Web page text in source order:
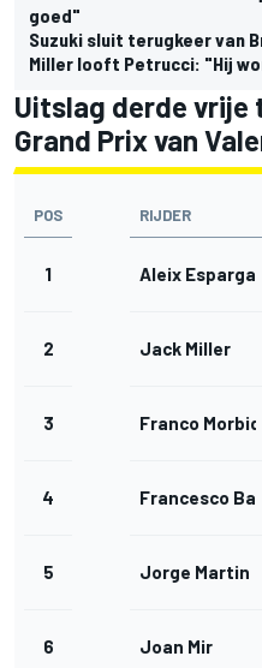
goed"
Suzuki sluit terugkeer van
Miller looft Petrucci: "Hij
Uitslag derde vrije
Grand Prix van
POS RIJDER
1 Aleix Espargaro
2 Jack Miller
3 Franco
4 Francesco
5 Jorge Martin
6 Joan Mir